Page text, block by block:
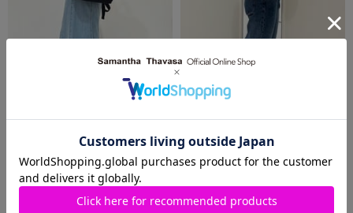
2026.08.08
Samantha Thavasa
2026.08.07
Samantha Thavasa